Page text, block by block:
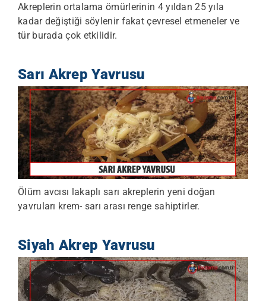
Akreplerin ortalama ömürlerinin 4 yıldan 25 yıla
kadar değiştiği söylenir fakat çevresel etmeneler ve
tür burada çok etkilidir.
Sarı Akrep Yavrusu
Ölüm avcısı lakaplı sarı akreplerin yeni doğan
yavruları krem- sarı arası renge sahiptirler.
Siyah Akrep Yavrusu